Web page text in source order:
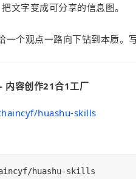
把文字变成可分享的信息图。
一个观点一路向下钻到本质。
容创作21合1工厂
huashu-skills
huashu-skills